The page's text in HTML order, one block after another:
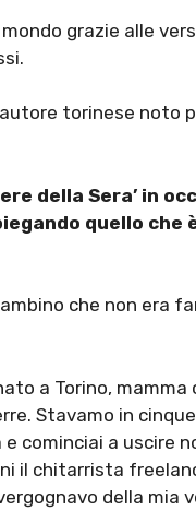
grazie alle
torinese noto
della Sera’ in
quello che
che non era
a Torino,
Stavamo in
cominciai a uscire
il chitarrista
della mia